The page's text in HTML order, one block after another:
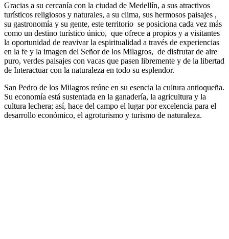
Gracias a su cercanía con la ciudad de Medellín, a sus atractivos
turísticos religiosos y naturales, a su clima, sus hermosos paisajes ,
su gastronomía y su gente, este territorio se posiciona cada vez más
como un destino turístico único, que ofrece a propios y a visitantes
la oportunidad de reavivar la espiritualidad a través de experiencias
en la fe y la imagen del Señor de los Milagros, de disfrutar de aire
puro, verdes paisajes con vacas que pasen libremente y de la libertad
de Interactuar con la naturaleza en todo su esplendor.
San Pedro de los Milagros reúne en su esencia la cultura antioqueña.
Su economía está sustentada en la ganadería, la agricultura y la
cultura lechera; así, hace del campo el lugar por excelencia para el
desarrollo económico, el agroturismo y turismo de naturaleza.